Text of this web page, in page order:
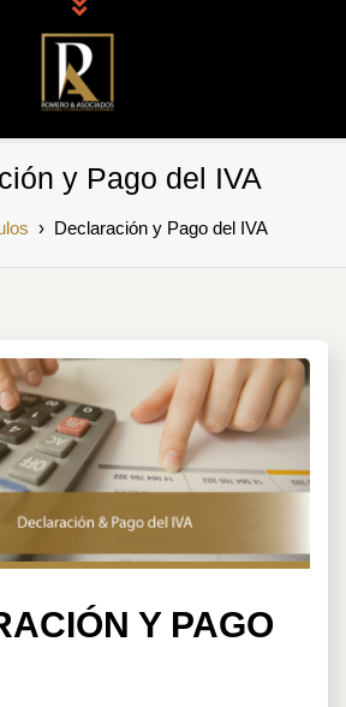
Romero y
Asociados
y Pago del IVA
› Declaración y Pago del IVA
Y PAGO